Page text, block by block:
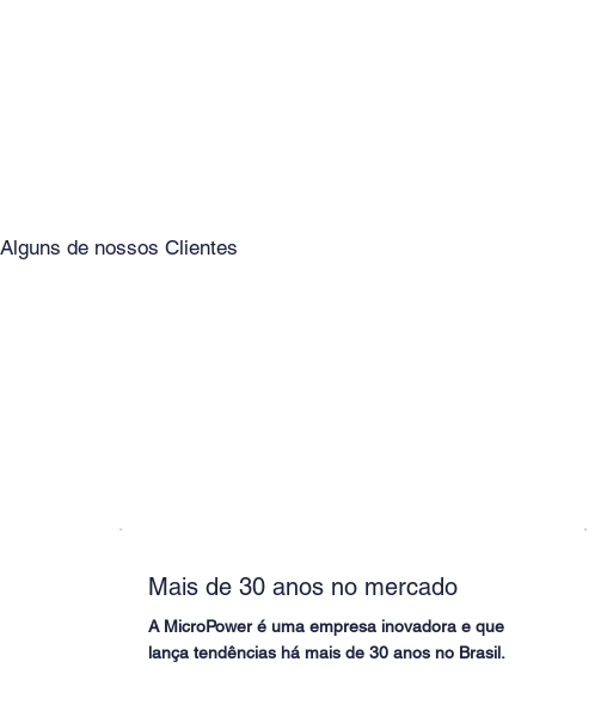
Alguns de nossos Clientes
Mais de 30 anos no mercado
A MicroPower é uma empresa inovadora e que
lança tendências há mais de 30 anos no Brasil.